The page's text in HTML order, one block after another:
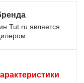
Tut.ru является